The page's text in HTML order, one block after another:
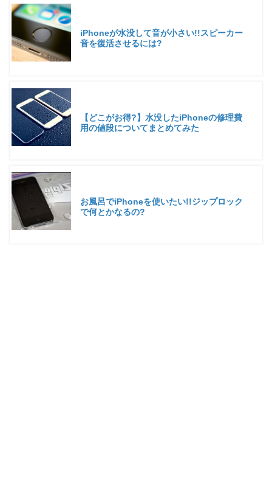
iPhoneが水没して音が小さい!!スピーカー
音を復活させるには?
【どこがお得?】水没したiPhoneの修理費
用の値段についてまとめてみた
お風呂でiPhoneを使いたい!!ジップロック
で何とかなるの?